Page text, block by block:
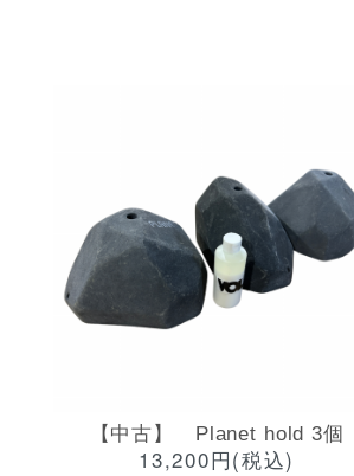
【中古】 Planet hold 3個
13,200円(税込)